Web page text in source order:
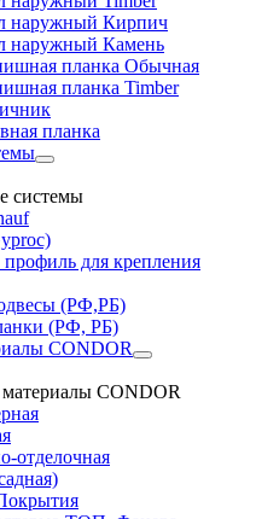
наружный Кирпич
наружный Камень
планка Обычная
планка Timber
планка
системы
для крепления
(РФ,РБ)
(РФ, РБ)
CONDOR
CONDOR
отделочная